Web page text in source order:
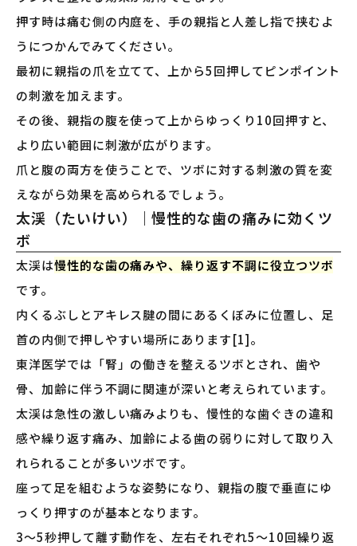
押す時は痛む側の内庭を、手の親指と人差し指で挟むよ
うにつかんでみてください。
最初に親指の爪を立てて、上から5回押してピンポイント
の刺激を加えます。
その後、親指の腹を使って上からゆっくり10回押すと、
より広い範囲に刺激が広がります。
爪と腹の両方を使うことで、ツボに対する刺激の質を変
えながら効果を高められるでしょう。
太渓（たいけい）｜慢性的な歯の痛みに効くツ
ボ
太渓は慢性的な歯の痛みや、繰り返す不調に役立つツボ
です。
内くるぶしとアキレス腱の間にあるくぼみに位置し、足
首の内側で押しやすい場所にあります[1]。
東洋医学では「腎」の働きを整えるツボとされ、歯や
骨、加齢に伴う不調に関連が深いと考えられています。
太渓は急性の激しい痛みよりも、慢性的な歯ぐきの違和
感や繰り返す痛み、加齢による歯の弱りに対して取り入
れられることが多いツボです。
座って足を組むような姿勢になり、親指の腹で垂直にゆ
っくり押すのが基本となります。
3〜5秒押して離す動作を、左右それぞれ5〜10回繰り返